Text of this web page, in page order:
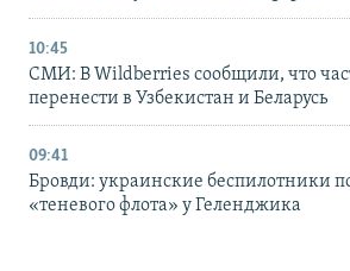
10:45
СМИ: В Wildberries сообщили, что
перенести в Узбекистан и Беларусь
09:41
Бровди: украинские беспилотники
«теневого флота» у Геленджика